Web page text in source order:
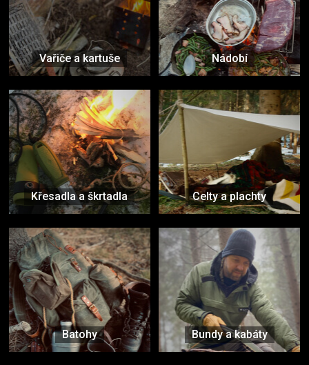
Vařiče a kartuše Nádobí
Křesadla a škrtadla Celty a plachty
Batohy Bundy a kabáty